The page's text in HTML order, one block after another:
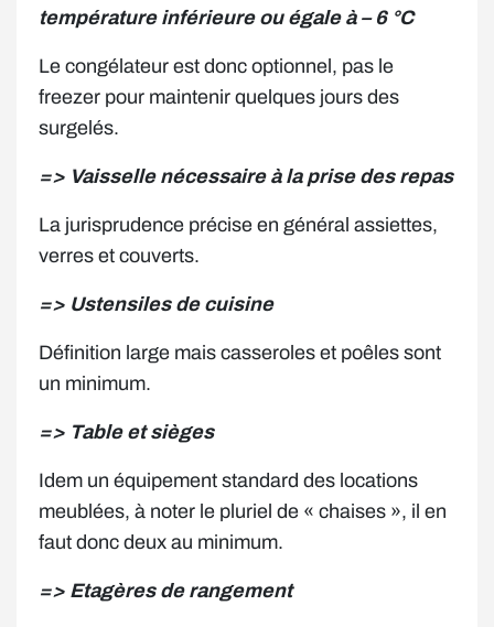
température inférieure ou égale à – 6 °C
Le congélateur est donc optionnel, pas le
freezer pour maintenir quelques jours des
surgelés.
=> Vaisselle nécessaire à la prise des repas
La jurisprudence précise en général assiettes,
verres et couverts.
=> Ustensiles de cuisine
Définition large mais casseroles et poêles sont
un minimum.
=> Table et sièges
Idem un équipement standard des locations
meublées, à noter le pluriel de « chaises », il en
faut donc deux au minimum.
=> Etagères de rangement